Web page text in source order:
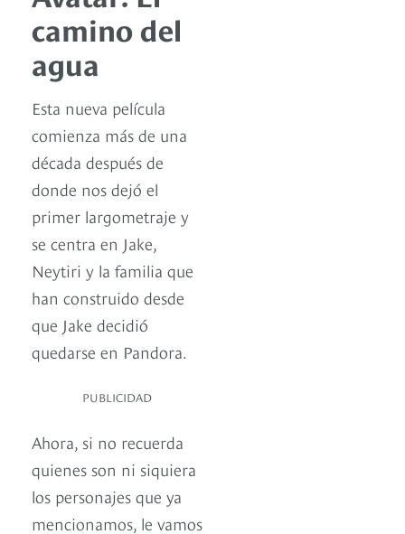
camino del
agua
Esta nueva película
comienza más de una
década después de
donde nos dejó el
primer largometraje y
se centra en Jake,
Neytiri y la familia que
han construido desde
que Jake decidió
quedarse en Pandora.
PUBLICIDAD
Ahora, si no recuerda
quienes son ni siquiera
los personajes que ya
mencionamos, le vamos